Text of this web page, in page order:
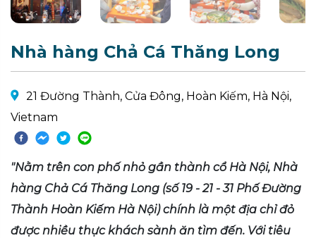
Nhà hàng Chả Cá Thăng Long
21 Đường Thành, Cửa Đông, Hoàn Kiếm, Hà Nội,
Vietnam
"Nằm trên con phố nhỏ gần thành cổ Hà Nội, Nhà
hàng Chả Cá Thăng Long (số 19 - 21 - 31 Phố Đường
Thành Hoàn Kiếm Hà Nội) chính là một địa chỉ đỏ
được nhiều thực khách sành ăn tìm đến. Với tiêu